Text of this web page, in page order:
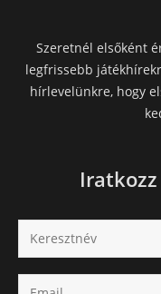
Szeretnél elsőként
legfrissebb
hírlevelünkre, hogy